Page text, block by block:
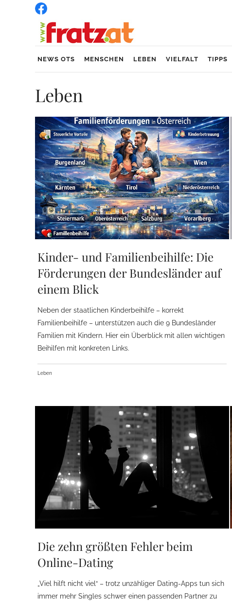
NEWS OTS MENSCHEN LEBEN VIELFALT TIPPS
Leben
Kinder- und Familienbeihilfe: Die
Förderungen der Bundesländer auf
einem Blick
Neben der staatlichen Kinderbeihilfe – korrekt
Familienbeihilfe – unterstützen auch die 9 Bundesländer
Familien mit Kindern. Hier ein Überblick mit allen wichtigen
Beihilfen mit konkreten Links.
Leben
Die zehn größten Fehler beim
Online-Dating
„Viel hilft nicht viel“ – trotz unzähliger Dating-Apps tun sich
immer mehr Singles schwer einen passenden Partner zu